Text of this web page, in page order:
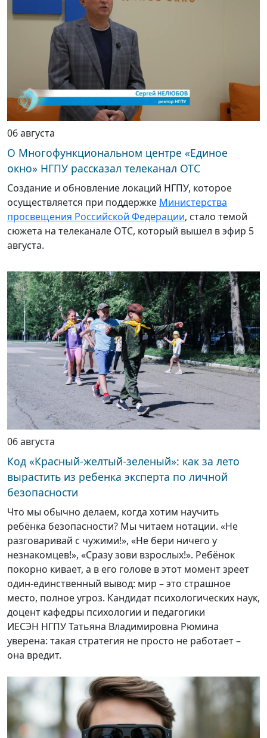
06 августа
О Многофункциональном центре «Единое
окно» НГПУ рассказал телеканал ОТС
Создание и обновление локаций НГПУ, которое
осуществляется при поддержке Министерства
просвещения Российской Федерации, стало темой
сюжета на телеканале ОТС, который вышел в эфир 5
августа.
06 августа
Код «Красный-желтый-зеленый»: как за лето
вырастить из ребенка эксперта по личной
безопасности
Что мы обычно делаем, когда хотим научить
ребёнка безопасности? Мы читаем нотации. «Не
разговаривай с чужими!», «Не бери ничего у
незнакомцев!», «Сразу зови взрослых!». Ребёнок
покорно кивает, а в его голове в этот момент зреет
один-единственный вывод: мир – это страшное
место, полное угроз. Кандидат психологических наук,
доцент кафедры психологии и педагогики
ИЕСЭН НГПУ Татьяна Владимировна Рюмина
уверена: такая стратегия не просто не работает –
она вредит.